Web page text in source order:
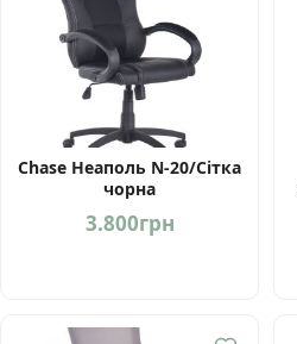
Chase Неаполь N-20/Сітка
чорна
3.800грн